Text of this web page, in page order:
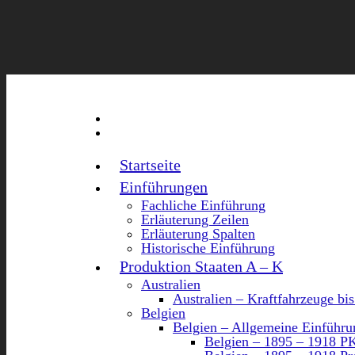
Startseite
Einführungen
Fachliche Einführung
Erläuterung Zeilen
Erläuterung Spalten
Historische Einführung
Produktion Staaten A – K
Australien
Australien – Kraftfahrzeuge
Belgien
Belgien – Allgemeine
Belgien – 1895 – 1918